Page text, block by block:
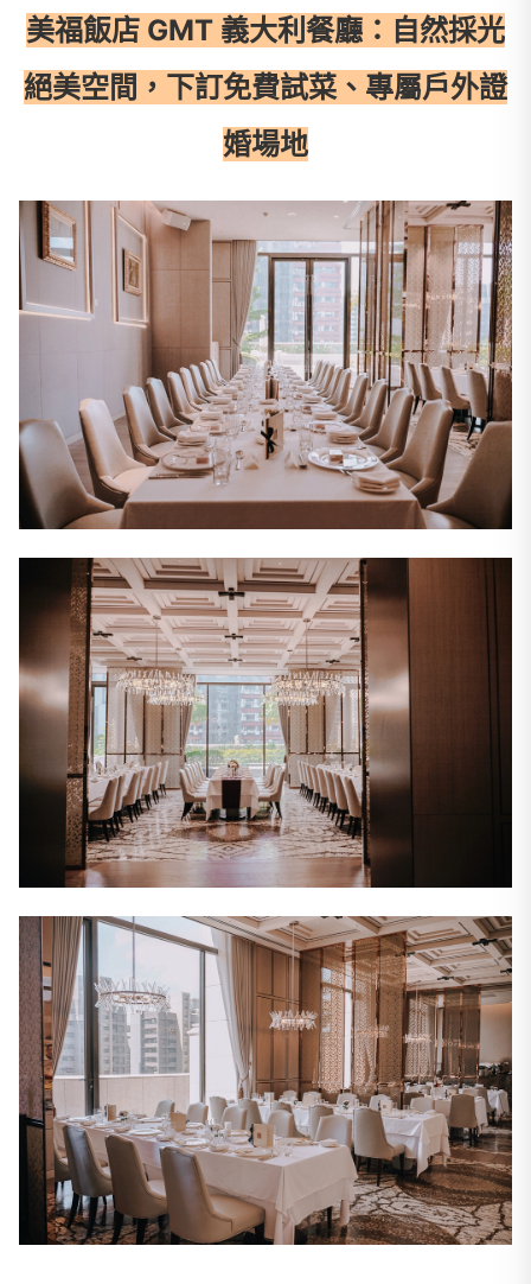
美福飯店 GMT 義大利餐廳：自然採光
絕美空間，下訂免費試菜、專屬戶外證
婚場地